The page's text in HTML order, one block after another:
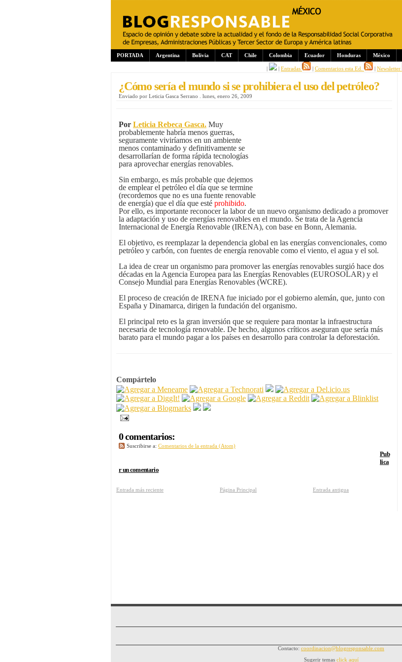
PORTADA Argentina Bolivia CAT Chile Colombia Ecuador Honduras México
| | Entradas | Comentarios esta Ed. | Newsletter
¿Cómo sería el mundo si se prohibiera el uso del petróleo?
Enviado por Leticia Gasca Serrano lunes, enero 26, 2009
Por Leticia Rebeca Gasca. Muy
probablemente habría menos guerras,
seguramente viviríamos en un ambiente
menos contaminado y definitivamente se
desarrollarían de forma rápida tecnologías
para aprovechar energías renovables.
Sin embargo, es más probable que dejemos
de emplear el petróleo el día que se termine
(recordemos que no es una fuente renovable
de energía) que el día que esté prohibido.
Por ello, es importante reconocer la labor de un nuevo organismo dedicado a promover
la adaptación y uso de energías renovables en el mundo. Se trata de la Agencia
Internacional de Energía Renovable (IRENA), con base en Bonn, Alemania.
El objetivo, es reemplazar la dependencia global en las energías convencionales, como
petróleo y carbón, con fuentes de energía renovable como el viento, el agua y el sol.
La idea de crear un organismo para promover las energías renovables surgió hace dos
décadas en la Agencia Europea para las Energías Renovables (EUROSOLAR) y el
Consejo Mundial para Energías Renovables (WCRE).
El proceso de creación de IRENA fue iniciado por el gobierno alemán, que, junto con
España y Dinamarca, dirigen la fundación del organismo.
El principal reto es la gran inversión que se requiere para montar la infraestructura
necesaria de tecnología renovable. De hecho, algunos críticos aseguran que sería más
barato para el mundo pagar a los países en desarrollo para controlar la deforestación.
Compártelo
0 comentarios:
Suscribirse a: Comentarios de la entrada (Atom)
Pub
lica
r un comentario
Entrada más reciente Entrada antigua
Página Principal
Contacto: coordinacion@blogresponsable.com
Sugerir temas click aquí